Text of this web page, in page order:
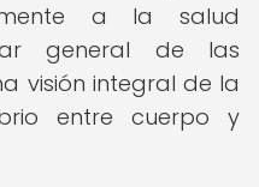
a la salud
general de las
visión integral de la
entre cuerpo y